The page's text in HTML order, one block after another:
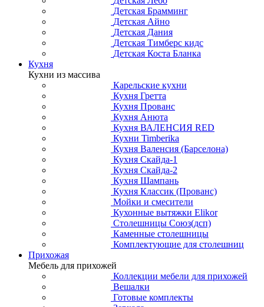
Детская Брамминг
Детская Айно
Детская Дания
Детская Тимберс кидс
Детская Коста Бланка
Кухня
Кухни из массива
Карельские кухни
Кухня Гретта
Кухня Прованс
Кухня Анюта
Кухня ВАЛЕНСИЯ RED
Кухни Timberika
Кухня Валенсия (Барселона)
Кухня Скайда-1
Кухня Скайда-2
Кухня Шампань
Кухня Классик (Прованс)
Мойки и смесители
Кухонные вытяжки Elikor
Столешницы Союз(дсп)
Каменные столешницы
Комплектующие для столешниц
Прихожая
Мебель для прихожей
Коллекции мебели для прихожей
Вешалки
Готовые комплекты